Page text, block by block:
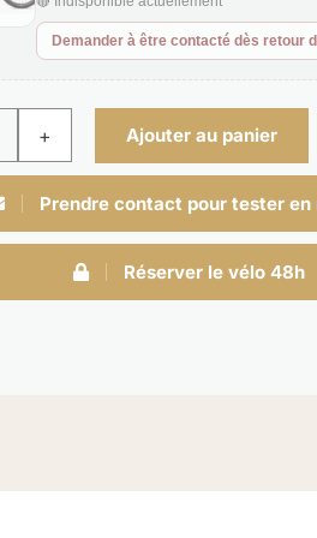
Demander à être contacté dès retour
Ajouter au panier
Prendre contact pour tester en
Réserver le vélo 48h